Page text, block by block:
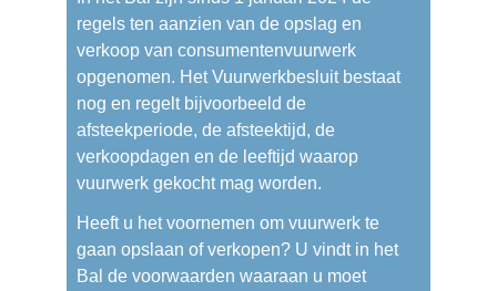
regels ten aanzien van de opslag en
verkoop van consumentenvuurwerk
opgenomen. Het Vuurwerkbesluit bestaat
nog en regelt bijvoorbeeld de
afsteekperiode, de afsteektijd, de
verkoopdagen en de leeftijd waarop
vuurwerk gekocht mag worden.
Heeft u het voornemen om vuurwerk te
gaan opslaan of verkopen? U vindt in het
Bal de voorwaarden waaraan u moet